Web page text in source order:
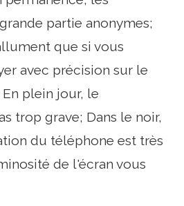
partie anonymes;
que si vous
avec précision sur le
plein jour, le
trop grave; Dans le noir,
du téléphone est très
de l'écran vous